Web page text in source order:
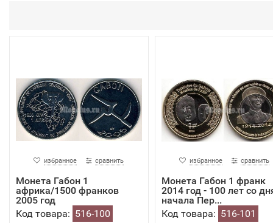
избранное сравнить
Монета Габон 1
африка/1500 франков
2005 год
Код товара: 516-100
избранное сравнить
Монета Габон 1 франк
2014 год - 100 лет со
начала Пер...
Код товара: 516-101